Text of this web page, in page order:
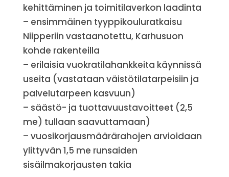
kehittäminen ja toimitilaverkon laadinta
– ensimmäinen tyyppikouluratkaisu
Niipperiin vastaanotettu, Karhusuon
kohde rakenteilla
– erilaisia vuokratilahankkeita käynnissä
useita (vastataan väistötilatarpeisiin ja
palvelutarpeen kasvuun)
– säästö- ja tuottavuustavoitteet (2,5
me) tullaan saavuttamaan)
– vuosikorjausmäärärahojen arvioidaan
ylittyvän 1,5 me runsaiden
sisäilmakorjausten takia